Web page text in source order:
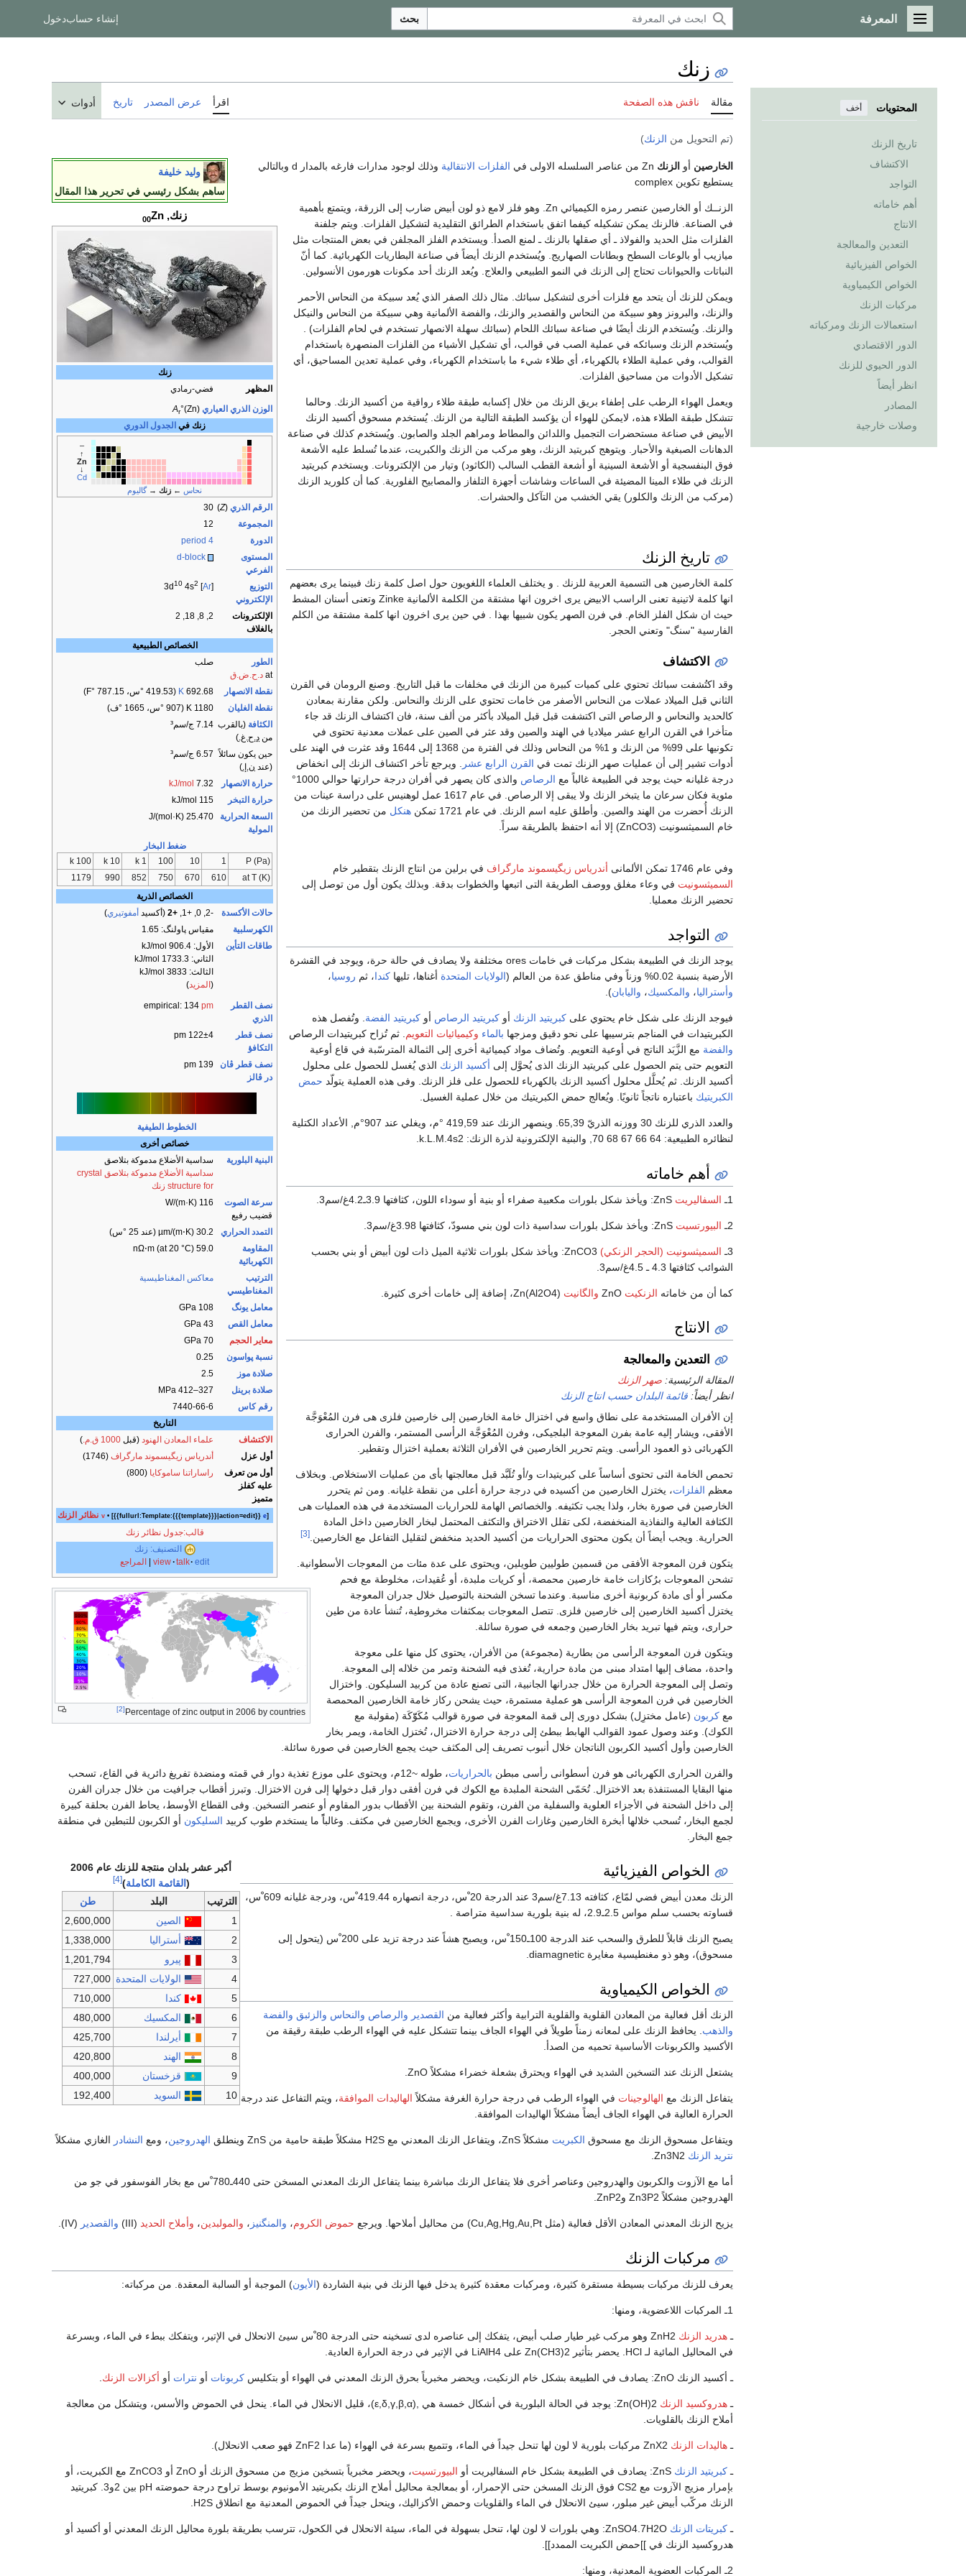
القائمة الرئيسية
المعرفة بحث إنشاء حسابدخول
المحتويات أخف
تاريخ الزنك
الاكتشاف
التواجد
أهم خاماته
الانتاج
التعدين والمعالجة
الخواص الفيزيائية
الخواص الكيمياوية
مركبات الزنك
استعمالات الزنك ومركباته
الدور الاقتصادي
الدور الحيوي للزنك
انظر أيضاً
المصادر
وصلات خارجية
زنك
مقالة ناقش هذه الصفحة اقرأ عرض المصدر تاريخ أدوات
(تم التحويل من الزنك)
وليد خليفة
ساهم بشكل رئيسي في تحرير هذا المقال
زنك, 00Zn
زنك
المظهر
فضي-رمادي
الوزن الذري العياري
Ar°(Zn)
زنك في الجدول الدوري
–
↑
Zn
↓
Cd
نحاس ← زنك →گاليوم
الرقم الذري (
Z
)
30
المجموعة
12
الدورة
period 4
المستوى
الفرعي
d-block
التوزيع
الإلكتروني
[
Ar
] 3d
10 4s2
الإلكترونات
بالغلاف
2, 8, 18, 2
الخصائص الطبيعية
الطور
at د.ح.ض.ق
صلب
نقطة الانصهار 692.68
K ​(419.53 °س، ​787.15 °F)
نقطة الغليان
1180 K ​(907 °س، ​1665 °ف)
الكثافة (بالقرب
من د.ح.غ.)
7.14 ج/سم³
حين يكون سائلاً
(عند ن.إ.)
6.57 ج/سم³
حرارة الانصهار 7.32
kJ/mol
حرارة التبخر
115 kJ/mol
السعة الحرارية
المولية
25.470 J/(mol·K)
ضغط البخار
P (Pa)
1
10
100
1 k
10 k
100 k
at T (K)
610
670
750
852
990
1179
الخصائص الذرية
حالات الأكسدة
-2, 0, +1,
+2 ​(أكسيد أمفوتيري)
الكهرسلبية
مقياس پاولنگ: 1.65
طاقات التأين
الأول: 906.4 kJ/mol
الثاني: 1733.3 kJ/mol
الثالث: 3833 kJ/mol
( المزيد)
نصف القطر
الذري
empirical: 134 pm
نصف قطر
التكافؤ
122±4 pm
نصف قطر ڤان
در ڤالز
139 pm
الخطوط الطيفية
خصائص أخرى
البنية البلورية
​سداسية الأضلاع مدموكة بتلاصق
سداسية الأضلاع مدموكة بتلاصق crystal
structure for زنك
سرعة الصوت
قضيب رفيع
116 W/(m·K)
التمدد الحراري
30.2 µm/(m⋅K) (عند 25 °س)
المقاومة
الكهربائية
59.0 nΩ⋅m (at 20 °C)
الترتيب
المغناطيسي
معاكس المغناطيسية
معامل يونگ
108 GPa
معامل القص
43 GPa
معاير الحجم
70 GPa
نسبة پواسون
0.25
صلادة موز
2.5
صلادة برينل
327–412 MPa
رقم كاس
7440-66-6
التاريخ
الاكتشاف
علماء المعادن الهنود (قبل 1000 ق.م.
)
أول عزل
أندرياس زيگيسموند مارگراف (1746)
أول من تعرف
عليه كفلز
متميز
راساراتنا ساموكايا (800)
نظائر الزنك v• [{{fullurl:Template:{{{template}}}|action=edit}} e]
قالب:جدول نظائر زنك
التصنيف: زنك
view talk edit
| المراجع
الخارصين أو الزنك الفلزات الانتقالية
وذلك لوجود مدارات فارغه بالمدار d وبالتالي
يستطيع تكوين complex
الزنــك أو الخارصين عنصر رمزه الكيميائي Zn. وهو فلز لامع ذو لون أبيض ضارب إلى الزرقة، ويتمتع بأهمية
في الصناعة. فالزنك يمكن تشكيله كيفما اتفق باستخدام الطرائق التقليدية لتشكيل الفلزات. ويتم جلفنة
الفلزات مثل الحديد والفولاذ ـ أي صقلها بالزنك ـ لمنع الصدأ. ويستخدم الفلز المجلفن في بعض المنتجات مثل
ميازيب أو بالوعات السطح وبطانات الصهاريج. ويُستخدم الزنك أيضاً في صناعة البطاريات الكهربائية. كما أنّ
النباتات والحيوانات تحتاج إلى الزنك في النمو الطبيعي والعلاج. ويُعد الزنك أحد مكونات هورمون الأنسولين.
ويمكن للزنك أن يتحد مع فلزات أخرى لتشكيل سبائك. مثال ذلك الصفر الذي يُعد سبيكة من النحاس الأحمر
والزنك، والبرونز وهو سبيكة من النحاس والقصدير والزنك، والفضة الألمانية وهي سبيكة من النحاس والنيكل
والزنك. ويُستخدم الزنك أيضًا في صناعة سبائك اللحام (سبائك سهلة الانصهار تستخدم في لحام الفلزات) .
ويُستخدم الزنك وسبائكه في عملية الصب في قوالب، أي تشكيل الأشياء من الفلزات المنصهرة باستخدام
القوالب، وفي عملية الطلاء بالكهرباء، أي طلاء شيء ما باستخدام الكهرباء، وفي عملية تعدين المساحيق، أي
تشكيل الأدوات من مساحيق الفلزات.
ويعمل الهواء الرطب على إطفاء بريق الزنك من خلال إكسابه طبقة طلاء رواقية من أكسيد الزنك. وحالما
تتشكل طبقة الطلاء هذه، لايمكن للهواء أن يؤكسد الطبقة التالية من الزنك. يُستخدم مسحوق أكسيد الزنك
الأبيض في صناعة مستحضرات التجميل واللدائن والمطاط ومراهم الجلد والصابون. ويُستخدم كذلك في صناعة
الدهانات الصبغية والأحبار. ويتوهج كبريتيد الزنك، وهو مركب من الزنك والكبريت، عندما تُسلط عليه الأشعة
فوق البنفسجية أو الأشعة السينية أو أشعة القطب السالب (الكاثود) وتيار من الإلكترونات. ويستخدم كبريتيد
الزنك في طلاء المينا المضيئة في الساعات وشاشات أجهزة التلفاز والمصابيح الفلورية. كما أن كلوريد الزنك
(مركب من الزنك والكلور) يقي الخشب من التآكل والحشرات.
تاريخ الزنك
كلمة الخارصين هى التسمية العربية للزنك . و يختلف العلماء اللغويون حول اصل كلمة زنك فبينما يرى بعضهم
انها كلمة لاتينية تعنى الراسب الابيض يرى اخرون انها مشتقة من الكلمة الألمانية Zinke وتعنى أسنان المشط
حيث ان شكل الفلز الخام. في فرن الصهر يكون شبيها بهذا . في حين يرى اخرون انها كلمة مشتقة من الكلم
الفارسية "سنگ" وتعني الحجر.
الاكتشاف
وقد اكتُشفت سبائك تحتوي على كميات كبيرة من الزنك في مخلفات ما قبل التاريخ. وصنع الرومان في القرن
الثاني قبل الميلاد عملات من النحاس الأصفر من خامات تحتوي على الزنك والنحاس. ولكن مقارنة بمعادن
كالحديد والنحاس و الرصاص التى اكتشفت قبل قبل الميلاد بأكثر من ألف سنة، فان اكتشاف الزنك قد جاء
متأخرا في القرن الرابع عشر ميلاديا في الهند والصين وقد عثر في الصين على عملات معدنية تحتوى في
تكونيها على 99% من الزنك و 1% من النحاس وذلك في الفترة من 1368 إلى 1644 وقد عثرت في الهند على
أدوات تشير إلى أن عمليات صهر الزنك تمت في القرن الرابع عشر
. ويرجع تأخر اكتشاف الزنك إلى انخفاض
درجة غليانه حيث يوجد في الطبيعة غالباً مع الرصاص
والذى كان يصهر في أفران درجة حرارتها حوالي 1000°
مئوية فكان سرعان ما يتبخر الزنك ولا يبقى إلا الرصاص. في عام 1617 عمل لوهنيس على دراسة عينات من
الزنك أُحضرت من الهند والصين. وأطلق عليه اسم الزنك. في عام 1721 تمكن
هنكل من تحضير الزنك من
خام السميثسونيت (ZnCO3) إلا أنه احتفظ بالطريقة سراً.
وفي عام 1746 تمكن الألمانى أندرياس زيگيسموند مارگراف في برلين من انتاج الزنك بتقطير خام
السميثسونيت في وعاء مغلق ووصف الطريقة التى اتبعها والخطوات بدقة. وبذلك يكون أول من توصل إلى
تحضير الزنك معمليا.
التواجد
يوجد الزنك في الطبيعة بشكل مركبات في خامات ores مختلفة ولا يصادف في حالة حرة، ويوجد في القشرة
الأرضية بنسبة 0.02% وزناً وفي مناطق عدة من العالم (
الولايات المتحدة أغناها، تليها كندا، ثم روسيا،
وأستراليا، والمكسيك، واليابان).
فيوجد الزنك على شكل خام يحتوي على كبريتيد الزنك أو كبريتيد الرصاص أو كبريتيد الفضة. وتُفصل هذه
الكبريتيدات في المناجم بترسيبها على نحو دقيق ومزجها بالماء وكيميائيات التعويم. ثم تُزاح كبريتيدات الرصاص
والفضة مع الزَّبَد الناتج في أوعية التعويم. وتُضاف مواد كيميائية أخرى إلى الثمالة المترسّبة في قاع أوعية
التعويم حتى يتم الحصول على كبريتيد الزنك الذى يُحوَّل إلى أكسيد الزنك الذي يُغسل للحصول على محلول
أكسيد الزنك. ثم يُحلَّل محلول أكسيد الزنك بالكهرباء للحصول على فلز الزنك. وفى هذه العملية يتولّد حمض
الكبريتيك باعتباره ناتجاً ثانويًا. ويُعالج حمض الكبريتيك من خلال عملية الغسيل.
والعدد الذري للزنك 30 ووزنه الذريّ 65,39. وينصهر الزنك عند 419,59 °م، ويغلي عند 907°م, الأعداد الكتلية
لنظائره الطبيعية: 64 66 67 68 70, والبنية الإلكترونية لذرة الزنك: k.L.M.4s2.
أهم خاماته
1ـ السفاليريت
2ـ البيورتسيت
3ـ السميثسونيت (الحجر الزنكي)
ZnCO3: ويأخذ شكل بلورات ثلاثية الميل ذات لون أبيض أو بني بحسب
الشوائب كثافتها 4.3 ـ 4.5غ/سم3.
كما أن من خاماته الزنكيت والگانيت
الانتاج
التعدين والمعالجة
المقالة الرئيسية: صهر الزنك
انظر أيضاً: قائمة البلدان حسب انتاج الزنك
Percentage of zinc output in 2006 by countries
[2]
إن الأفران المستخدمة على نطاق واسع في اختزال خامة الخارصين إلى خارصين فلزى هى فرن المُعْوَجَّة
الأفقى، ويشار إليه عامة بفرن المعوجة البلجيكى، وفرن المُعْوَجَّة الرأسى المستمر، والفرن الحرارى
الكهربائى ذو العمود الرأسى. ويتم تحرير الخارصين في الأفران الثلاثة بعملية اختزال وتقطير.
تحمص الخامة التى تحتوى أساساً على كبريتيدات و/أو تُلَبَّد قبل معالجتها بأى من عمليات الاستخلاص. وبخلاف
معظم الفلزات، يختزل الخارصين من أكسيده في درجة حرارة أعلى من نقطة غليانه. ومن ثم يتحرر
الخارصين في صورة بخار، ولذا يجب تكثيفه. والخصائص الهامة للحراريات المستخدمة في هذه العمليات هى
الكثافة العالية والنفاذية المنخفضة، لكى تقلل الاختراق والتكثف المحتمل لبخار الخارصين داخل المادة
الحرارية. ويجب أيضاً أن يكون محتوى الحراريات من أكسيد الحديد منخفض لتقليل التفاعل مع الخارصين. [3]
يتكون فرن المعوجة الأفقى من قسمين طوليين طويلين، ويحتوى على عدة مئات من المعوجات الأسطوانية.
تشحن المعوجات برُكازات خامة خارصين محمصة، أو كريات ملبدة، أو عُقيدات، مخلوطة مع فحم
مكسر أو أى مادة كربونية أخرى مناسبة. وعندما تسخن الشحنة بالتوصيل خلال جدران المعوجة
يختزل أكسيد الخارصين إلى خارصين فلزى. تتصل المعوجات بمكثفات مخروطية، تُنشأ عادة من طين
حرارى، ويتم فيها تبريد بخار الخارصين وجمعه في صورة سائلة.
ويتكون فرن المعوجة الرأسى من بطارية (مجموعة) من الأفران، يحتوى كل منها على معوجة
واحدة، مضاف إليها امتداد مبنى من مادة حرارية، تُغذى فيه الشحنة وتمر من خلاله إلى المعوجة.
وتصل إلى المعوجة الحرارة من خلال جدرانها الجانبية، التى تصنع عادة من كربيد السليكون. واختزال
الخارصين في فرن المعوجة الرأسى هو عملية مستمرة، حيث يشحن ركاز خامة الخارصين المحمصة
مع كربون (عامل مختزِل) بشكل دورى إلى قمة المعوجة في صورة قوالب مُكَوّّكَة (مقولبة مع
الكوك). وعند وصول عمود القوالب الهابط ببطئ إلى درجة حرارة الاختزال، تُختزل الخامة، ويمر بخار
الخارصين وأول أكسيد الكربون الناتجان خلال أنبوب تصريف إلى المكثف حيث يجمع الخارصين في صورة سائلة.
والفرن الحرارى الكهربائى هو فرن أسطوانى رأسى مبطن بالحراريات
، طوله ~12م، ويحتوى على موزع تغذية دوار في قمته ومنضدة تفريغ دائرية في القاع، تسحب
منها البقايا المستنفذة بعد الاختزال. تُحَمّى الشحنة الملبدة مع الكوك في فرن أفقى دوار قبل دخولها إلى فرن الاختزال. وتبرز أقطاب جرافيت من خلال جدران الفرن
إلى داخل الشحنة في الأجزاء العلوية والسفلية من الفرن، وتقوم الشحنة بين الأقطاب بدور المقاوم أو عنصر التسخين. وفى القطاع الأوسط، يحاط الفرن بحلقة كبيرة
لجمع البخار، تُسحب خلالها أبخرة الخارصين وغازات الفرن الأخرى، ويجمع الخارصين في مكثف. وغالباًً ما يستخدم طوب كربيد السليكون أو الكربون للتبطين في منطقة
جمع البخار.
أكبر عشر بلدان منتجة للزنك عام 2006
( القائمة الكاملة)
[4]
الترتيب البلد
طن
1
الصين
2,600,000
2
أستراليا
1,338,000
3
پيرو
1,201,794
4
الولايات المتحدة 727,000
5
كندا
710,000
6
المكسيك
480,000
7
أيرلندا
425,700
8
الهند
420,800
9
قزخستان
400,000
10
السويد 192,400
الخواص الفيزيائية
الزنك معدن أبيض فضي لمّاع، كثافته 7.13غ/سم3 عند الدرجة 20 ْس، درجة انصهاره 419.44 ْس، ودرجة غليانه 609 ْس،
قساوته بحسب سلم مواس 2.5ـ2.9، له بنية بلورية سداسية متراصة .
يصبح الزنك قابلاً للطرق والسحب عند الدرجة 100ـ150 ْس، ويصبح هشاً عند درجة تزيد على 200 ْس (يتحول إلى
مسحوق)، وهو ذو مغنطيسية مغايرة diamagnetic.
الخواص الكيمياوية
الزنك أقل فعالية من المعادن القلوية والقلوية الترابية وأكثر فعالية من القصدير والرصاص والنحاس والزئبق والفضة
والذهب. يحافظ الزنك على لمعانه زمناً طويلاً في الهواء الجاف بينما تتشكل عليه في الهواء الرطب طبقة رقيقة من
الأكسيد والكربونات الأساسية تحميه من الصدأ.
يشتعل الزنك عند التسخين الشديد في الهواء ويحترق بشعلة خضراء مشكلاً ZnO.
يتفاعل الزنك مع الهالوجينات في الهواء الرطب في درجة حرارة الغرفة مشكلاً الهاليدات الموافقة، ويتم التفاعل عند درجة
الحرارة العالية في الهواء الجاف أيضاً مشكلاً الهاليدات الموافقة.
ويتفاعل مسحوق الزنك مع مسحوق الكبريت مشكلاً ZnS، ويتفاعل الزنك المعدني مع H2S مشكلاً طبقة حامية من ZnS وينطلق الهدروجين، ومع النشادر الغازي مشكلاً
نتريد الزنك
أما مع الآزوت والكربون والهدروجين وعناصر أخرى فلا يتفاعل الزنك مباشرة بينما يتفاعل الزنك المعدني المسخن حتى 440ـ780 ْس مع بخار الفوسفور في جو من
الهدروجين مشكلاً Zn3P2 وZnP2.
يزيح الزنك المعدني المعادن الأقل فعالية (مثل Cu,Ag,Hg,Au,Pt) من محاليل أملاحها. ويرجع حموض الكروم، والمنگنيز ، والمولبدين، وأملاح الحديد (III) والقصدير (IV).
مركبات الزنك
يعرف للزنك مركبات بسيطة مستقرة كثيرة، ومركبات معقدة كثيرة يدخل فيها الزنك في بنية الشاردة (الأيون) الموجبة أو السالبة المعقدة. من مركباته:
1ـ المركبات اللاعضوية، ومنها:
ـ هدريد الزنك
ZnH2 وهو مركب غير طيار صلب أبيض، يتفكك إلى عناصره لدى تسخينه حتى الدرجة 80 ْس سيئ الانحلال في الإتير، ويتفكك ببطء في الماء، وبسرعة
في المحاليل المائية لـ HCl. يحضر بتأثير Zn(CH3)2 على LiAlH4 في الإتير في درجة الحرارة العادية.
ـ أكسيد الزنك ZnO: يصادف في الطبيعة بشكل خام الزنكيت، ويحضر مخبرياً بحرق الزنك المعدني في الهواء أو بتكليس كربونات أو نترات أو أكزالات الزنك
ـ هدروكسيد الزنك
Zn(OH)2: يوجد في الحالة البلورية في أشكال خمسة هي ,(ε,δ,γ,β,α)، قليل الانحلال في الماء. ينحل في الحموض والأسس، ويتشكل من معالجة
أملاح الزنك بالقلويات.
ـ هاليدات الزنك
ـ كبريتيد الزنك البيورتسيت
، ويحضر مخبرياً بتسخين مزيج من مسحوق الزنك أو ZnO أو ZnCO3 مع الكبريت، أو
بإمرار مزيج الآزوت مع CS2 فوق الزنك المسخن حتى الإحمرار، أو بمعالجة محاليل أملاح الزنك بكبريتيد الأمونيوم بوسط تراوح درجة حموضته pH بين 2و3. كبريتيد
الزنك مركّب أبيض غير مبلور، سيئ الانحلال في الماء والقلويات وحمض الأكزاليك، وينحل جيداً في الحموض المعدنية مع انطلاق H2S.
ـ كبريتات الزنك
ZnSO4.7H2O: وهي بلورات لا لون لها، تنحل بسهولة في الماء، سيئة الانحلال في الكحول، تترسب بطريقة بلورة محاليل الزنك المعدني أو أكسيد أو
هدروكسيد الزنك في ]]حمض الكبريت الممدد]].
2ـ المركبات العضوية المعدنية، ومنها: